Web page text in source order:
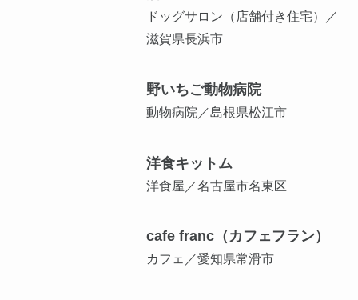
ドッグサロン（店舗付き住宅）／
滋賀県長浜市
野いちご動物病院
動物病院／島根県松江市
洋食キットム
洋食屋／名古屋市名東区
cafe franc（カフェフラン）
カフェ／愛知県常滑市